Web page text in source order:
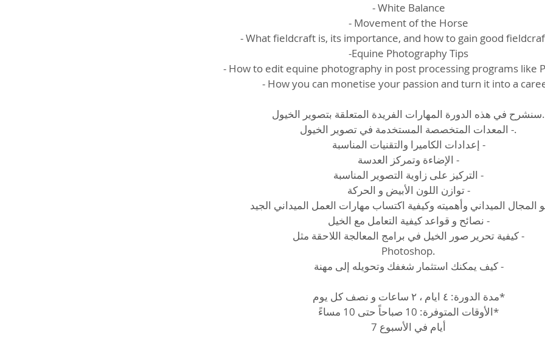
- White Balance
- Movement of the Horse
- What fieldcraft is, its importance, and how to gain good
-Equine Photography Tips
- How to edit equine photography in post processing programs like
- How you can monetise your passion and turn it into a
سنشرح في هذه الدورة المهارات الفريدة المتعلقة بتصوير الخيول.
المعدات المتخصصة المستخدمة في تصوير الخيول -.
إعدادات الكاميرا والتقنيات المناسبة -
الإضاءة وتمركز العدسة -
التركيز على زاوية التصوير المناسبة -
توازن اللون الأبيض و الحركة -
المجال الميداني وأهميته وكيفية اكتساب مهارات العمل الميداني الجيد.-
نصائح و قواعد كيفية التعامل مع الخيل -
كيفية تحرير صور الخيل في برامج المعالجة اللاحقة مثل -
Photoshop.
كيف يمكنك استثمار شغفك وتحويله إلى مهنة -
مدة الدورة: ٤ ايام ، ٢ ساعات و نصف كل يوم*
الأوقات المتوفرة: 10 صباحاً حتى 10 مساءً*
7 أيام في الأسبوع